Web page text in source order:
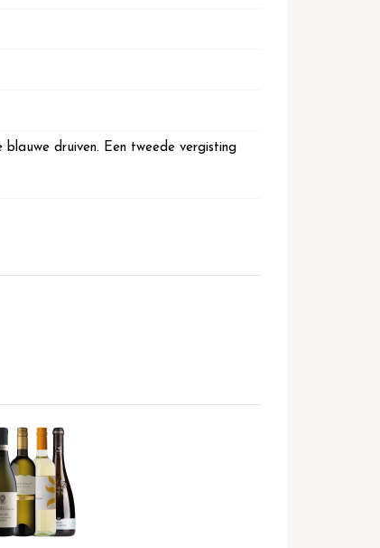
druiven. Een tweede vergisting